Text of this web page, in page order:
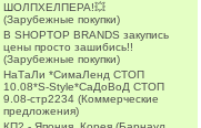
ШОЛПХЕЛПЕРА!💥
(Зарубежные покупки)
В SHOPTOP BRANDS закупись
цены просто зашибись!!
(Зарубежные покупки)
НаТаЛи *СимаЛенд СТОП
10.08*S-Style*СаДоВоД СТОП
9.08-стр2234 (Коммерческие
предложения)